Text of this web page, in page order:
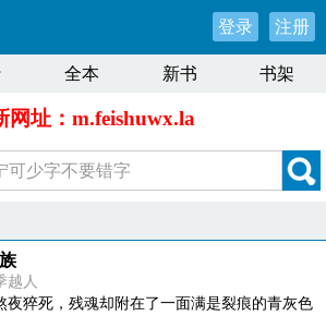
登录 注册
全本 新书 书架
网址：m.feishuwx.la
越人
夜猝死，残魂却附在了一面满是裂痕的青灰色